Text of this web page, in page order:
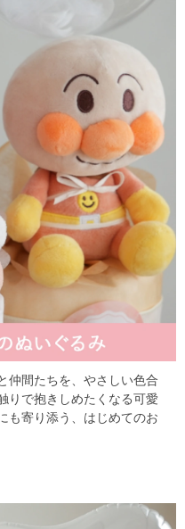
仲間たちを、やさしい色合
りで抱きしめたくなる可愛
も寄り添う、はじめてのお